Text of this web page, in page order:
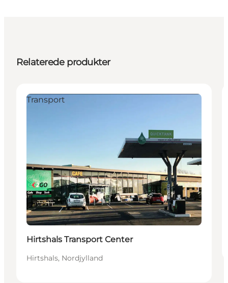
Relaterede produkter
Transport
Hirtshals Transport Center
Hirtshals, Nordjylland